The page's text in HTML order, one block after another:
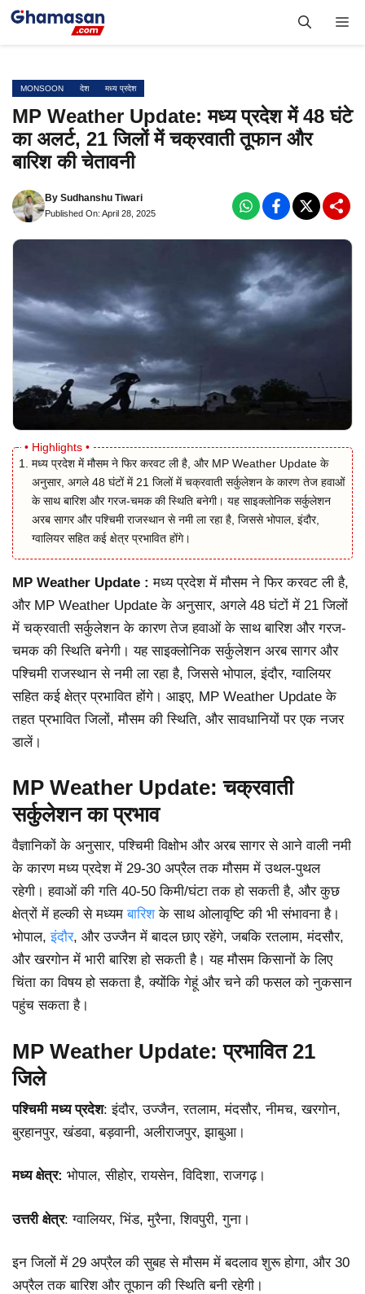
Skip
MONSOON देश मध्य प्रदेश
MP Weather Update: मध्य प्रदेश में 48 घंटे
का अलर्ट, 21 जिलों में चक्रवाती तूफान और
बारिश की चेतावनी
By Sudhanshu Tiwari
Published On: April 28, 2025
मध्य प्रदेश में मौसम ने फिर करवट ली है, और MP Weather Update के
अनुसार, अगले 48 घंटों में 21 जिलों में चक्रवाती सर्कुलेशन के कारण तेज हवाओं
के साथ बारिश और गरज-चमक की स्थिति बनेगी। यह साइक्लोनिक सर्कुलेशन
अरब सागर और पश्चिमी राजस्थान से नमी ला रहा है, जिससे भोपाल, इंदौर,
ग्वालियर सहित कई क्षेत्र प्रभावित होंगे।
MP Weather Update : मध्य प्रदेश में मौसम ने फिर करवट ली है,
और MP Weather Update के अनुसार, अगले 48 घंटों में 21 जिलों
में चक्रवाती सर्कुलेशन के कारण तेज हवाओं के साथ बारिश और गरज-
चमक की स्थिति बनेगी। यह साइक्लोनिक सर्कुलेशन अरब सागर और
पश्चिमी राजस्थान से नमी ला रहा है, जिससे भोपाल, इंदौर, ग्वालियर
सहित कई क्षेत्र प्रभावित होंगे। आइए, MP Weather Update के
तहत प्रभावित जिलों, मौसम की स्थिति, और सावधानियों पर एक नजर
डालें।
MP Weather Update: चक्रवाती
सर्कुलेशन का प्रभाव
वैज्ञानिकों के अनुसार, पश्चिमी विक्षोभ और अरब सागर से आने वाली नमी
के कारण मध्य प्रदेश में 29-30 अप्रैल तक मौसम में उथल-पुथल
रहेगी। हवाओं की गति 40-50 किमी/घंटा तक हो सकती है, और कुछ
क्षेत्रों में हल्की से मध्यमबारिशके साथ ओलावृष्टि की भी संभावना है।
भोपाल,इंदौर, और उज्जैन में बादल छाए रहेंगे, जबकि रतलाम, मंदसौर,
और खरगोन में भारी बारिश हो सकती है। यह मौसम किसानों के लिए
चिंता का विषय हो सकता है, क्योंकि गेहूं और चने की फसल को नुकसान
पहुंच सकता है।
MP Weather Update: प्रभावित 21
जिले
पश्चिमी मध्य प्रदेश: इंदौर, उज्जैन, रतलाम, मंदसौर, नीमच, खरगोन,
बुरहानपुर, खंडवा, बड़वानी, अलीराजपुर, झाबुआ।
मध्य क्षेत्र: भोपाल, सीहोर, रायसेन, विदिशा, राजगढ़।
उत्तरी क्षेत्र: ग्वालियर, भिंड, मुरैना, शिवपुरी, गुना।
इन जिलों में 29 अप्रैल की सुबह से मौसम में बदलाव शुरू होगा, और 30
अप्रैल तक बारिश और तूफान की स्थिति बनी रहेगी।